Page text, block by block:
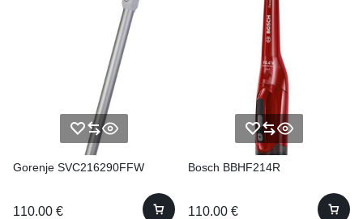
Gorenje SVC216290FFW
110.00 €
Bosch BBHF214R
110.00 €